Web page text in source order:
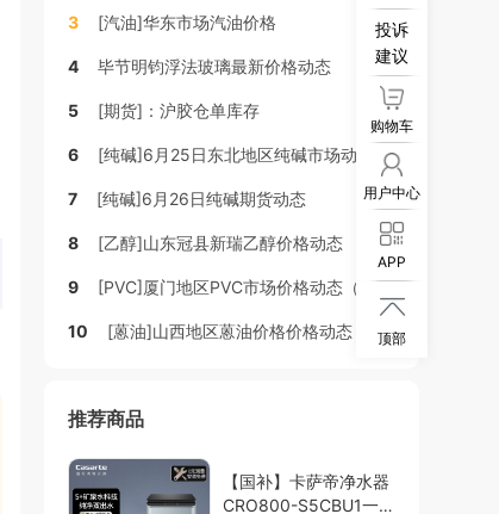
3 [汽油]华东市场汽油价格
4 毕节明钧浮法玻璃最新价格动态
5 [期货]：沪胶仓单库存
6 [纯碱]6月25日东北地区纯碱市场动态
7 [纯碱]6月26日纯碱期货动态
8 [乙醇]山东冠县新瑞乙醇价格动态
9 [PVC]厦门地区PVC市场价格动态（稳定）
10 [蒽油]山西地区蒽油价格价格动态
推荐商品
【国补】卡萨帝净水器
CRO800-S5CBU1一级
投诉
建议
购物车
用户中心
APP

顶部